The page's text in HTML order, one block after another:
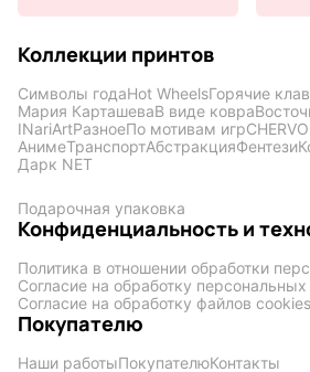
Коллекции принтов
Символы годаHot WheelsГорячие
Мария КарташеваВ виде ковра
INariArtРазноеПо мотивам игр
АнимеТранспортАбстракцияФентези
Дарк NET
Подарочная упаковка
Конфиденциальность и
Политика в отношении обработки
Согласие на обработку
Согласие на обработку файлов cookies
Покупателю
Наши работыПокупателюКонтакты